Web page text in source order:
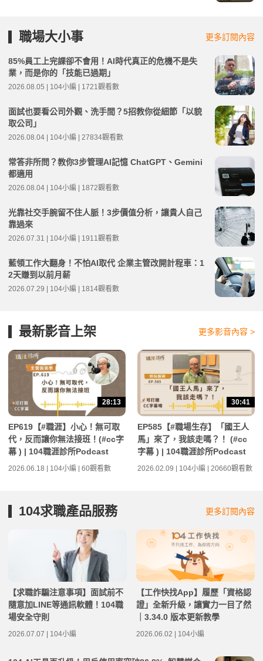
職場大小事 更多訂閱內容
85%員工上完課卻不會用！AI時代真正的危機不是失
業，而是你的「技能已過期」
2026.08.05 | 104小編 | 1721觀看數
面試也要看公司外觀、洗手間？5招教你從細節「以貌
取公司」
2026.08.04 | 104小編 | 27834觀看數
常答非所問？教你3步管理AI記憶 ChatGPT、Gemini
都適用
2026.08.04 | 104小編 | 1872觀看數
光靠社交手腕留不住人脈！3步價值分析，讓貴人自己
靠過來
2026.07.31 | 104小編 | 1911觀看數
藍領工作大翻身！不怕AI取代 企業主管改開計程車：1
2天賺到以前月薪
2026.07.29 | 104小編 | 1814觀看數
最新影音上架 更多影音內容 >
28:13
EP619【#職涯】小心！無可取
代，反而讓你無法接班！(#cc字
幕 ) | 104職涯診所Podcast
2026.06.18 | 104小編 | 60觀看數
30:41
EP585【#職場生存】「國王人
馬」來了，我該走嗎？！ (#cc
字幕 ) | 104職涯診所Podcast
2026.02.09 | 104小編 | 20660觀看數
104求職產品服務 更多訂閱內容
【求職詐騙注意事項】面試前不
隨意加LINE等通訊軟體！104職
場安全守則
2026.07.07 | 104小編
【工作快找App】履歷「資格認
證」全新升級，讓實力一目了然
｜3.34.0 版本更新教學
2026.06.02 | 104小編